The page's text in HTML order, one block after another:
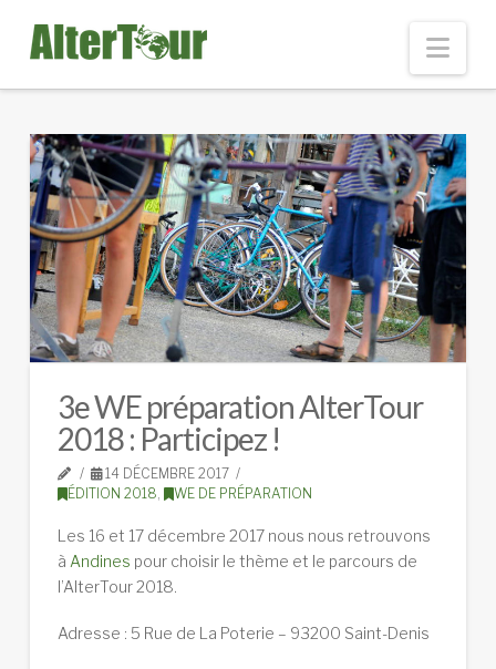
3e WE préparation AlterTour
2018 : Participez !
14 DÉCEMBRE 2017
ÉDITION 2018
WE DE PRÉPARATION
Les 16 et 17 décembre 2017 nous nous retrouvons
à Andines pour choisir le thème et le parcours de
l’AlterTour 2018.
Adresse : 5 Rue de La Poterie – 93200 Saint-Denis